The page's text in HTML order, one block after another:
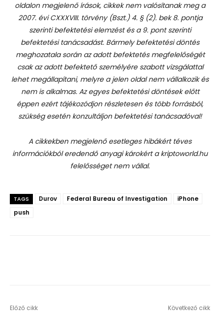
oldalon megjelenő írások, cikkek nem valósítanak meg a
2007. évi CXXXVIII. törvény (Bszt.) 4. § (2). bek 8. pontja
szerinti befektetési elemzést és a 9. pont szerinti
befektetési tanácsadást. Bármely befektetési döntés
meghozatala során az adott befektetés megfelelőségét
csak az adott befektető személyére szabott vizsgálattal
lehet megállapítani, melyre a jelen oldal nem vállalkozik és
nem is alkalmas. Az egyes befektetési döntések előtt
éppen ezért tájékozódjon részletesen és több forrásból,
szükség esetén konzultáljon befektetési tanácsadóval!
A cikkekben megjelenő esetleges hibákért téves
információkból eredendő anyagi károkért a kriptoworld.hu
felelősséget nem vállal.
TAGS Durov Federal Bureau of Investigation
iPhone
push
Előző cikk Következő cikk